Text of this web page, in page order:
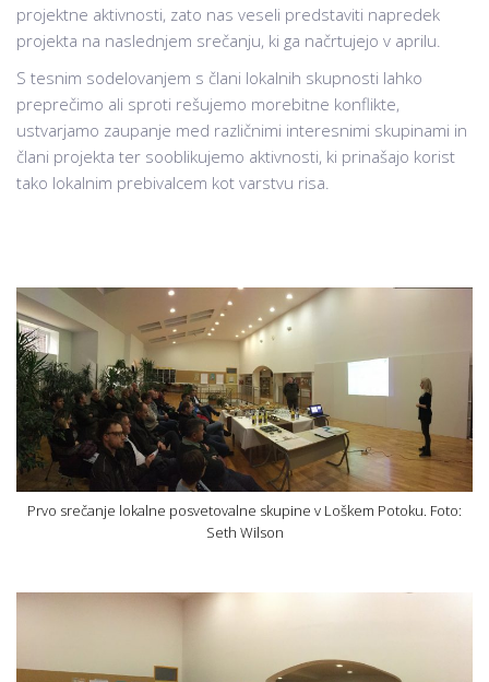
projektne aktivnosti, zato nas veseli predstaviti napredek
projekta na naslednjem srečanju, ki ga načrtujejo v aprilu.
S tesnim sodelovanjem s člani lokalnih skupnosti lahko
preprečimo ali sproti rešujemo morebitne konflikte,
ustvarjamo zaupanje med različnimi interesnimi skupinami in
člani projekta ter sooblikujemo aktivnosti, ki prinašajo korist
tako lokalnim prebivalcem kot varstvu risa.
Prvo srečanje lokalne posvetovalne skupine v Loškem Potoku. Foto:
Seth Wilson